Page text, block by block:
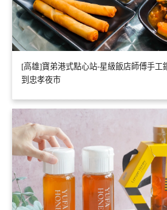
[高雄]寶弟港式點心站-星級飯店師傅手工
到忠孝夜市